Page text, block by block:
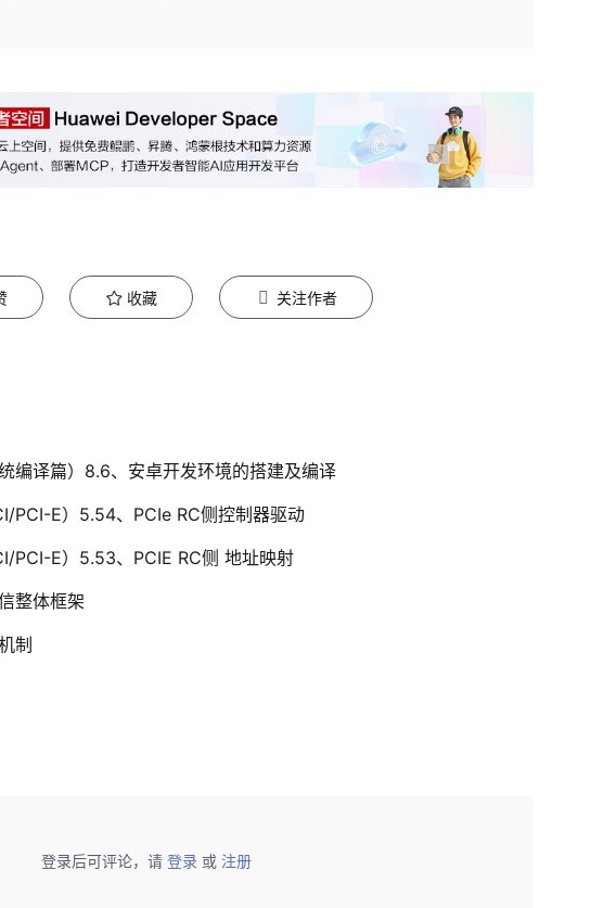
收藏 关注作者
编译篇）8.6、安卓开发环境的搭建及编译
PCI-E）5.54、PCIe RC侧控制器驱动
PCI-E）5.53、PCIE RC侧 地址映射
整体框架
制
登录后可评论，请 登录 或 注册